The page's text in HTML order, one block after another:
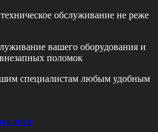
обслуживание не реже
вашего оборудования и
поломок
специалистам любым удобным
лига